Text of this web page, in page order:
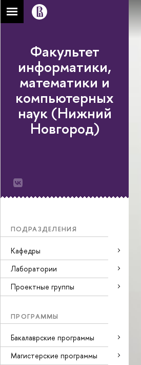
Факультет
информатики,
математики и
компьютерных
наук (Нижний
Новгород)
ПОДРАЗДЕЛЕНИЯ
Кафедры
Лаборатории
Проектные группы
ПРОГРАММЫ
Бакалаврские программы
Магистерские программы